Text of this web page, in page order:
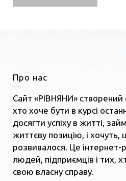
Про нас
Сайт «РІВНЯНИ» створений
хто хоче бути в курсі
досягти успіху в житті,
життєву позицію, і
розвивалося. Це інтернет-
людей, підприємців і тих,
свою власну справу.